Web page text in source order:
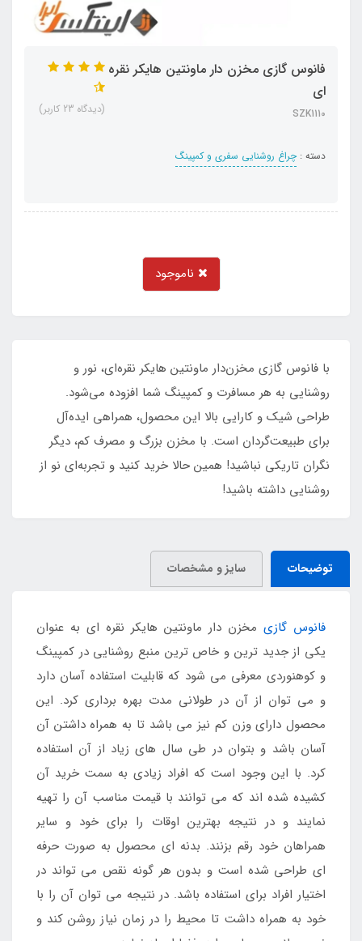
فانوس گازی مخزن دار ماونتین هایکر نقره
ای
SZK1110
دسته : چراغ روشنایی سفری و کمپینگ
(دیدگاه 23 کاربر)
ناموجود
با فانوس گازی مخزن‌دار ماونتین هایکر نقره‌ای، نور و
روشنایی به هر مسافرت و کمپینگ شما افزوده می‌شود.
طراحی شیک و کارایی بالا این محصول، همراهی ایده‌آل
برای طبیعت‌گردان است. با مخزن بزرگ و مصرف کم، دیگر
نگران تاریکی نباشید! همین حالا خرید کنید و تجربه‌ای نو از
روشنایی داشته باشید!
توضیحات سایز و مشخصات
فانوس گازی مخزن دار ماونتین هایکر نقره ای به عنوان
یکی از جدید ترین و خاص ترین منبع روشنایی در کمپینگ
و کوهنوردی معرفی می شود که قابلیت استفاده آسان دارد
و می توان از آن در طولانی مدت بهره برداری کرد. این
محصول دارای وزن کم نیز می باشد تا به همراه داشتن آن
آسان باشد و بتوان در طی سال های زیاد از آن استفاده
کرد. با این وجود است که افراد زیادی به سمت خرید آن
کشیده شده اند که می توانند با قیمت مناسب آن را تهیه
نمایند و در نتیجه بهترین اوقات را برای خود و سایر
همراهان خود رقم بزنند. بدنه ای محصول به صورت حرفه
ای طراحی شده است و بدون هر گونه نقص می تواند در
اختیار افراد برای استفاده باشد. در نتیجه می توان آن را با
خود به همراه داشت تا محیط را در زمان نیاز روشن کند و